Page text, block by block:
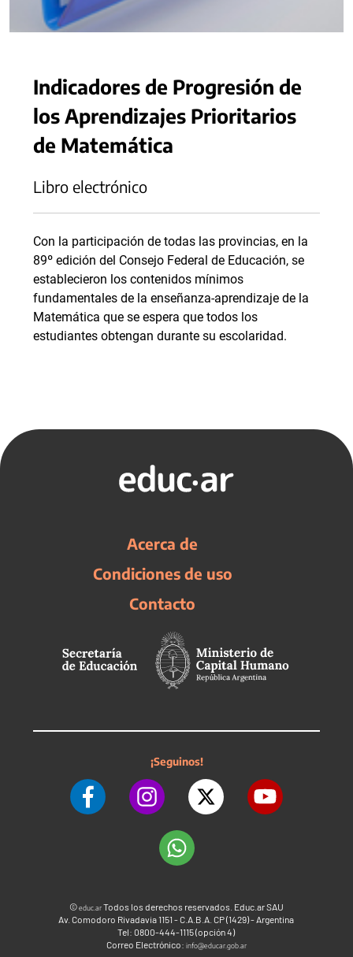
Indicadores de Progresión de
los Aprendizajes Prioritarios
de Matemática
Libro electrónico
Con la participación de todas las provincias, en la
89º edición del Consejo Federal de Educación, se
establecieron los contenidos mínimos
fundamentales de la enseñanza-aprendizaje de la
Matemática que se espera que todos los
estudiantes obtengan durante su escolaridad.
Acerca de
Condiciones de uso
Contacto
¡Seguinos!
©educ.arTodos los derechos reservados. Educ.ar SAU
Av. Comodoro Rivadavia 1151 - C.A.B.A. CP (1429) - Argentina
Tel: 0800-444-1115 (opción 4)
Correo Electrónico: info@educar.gob.ar